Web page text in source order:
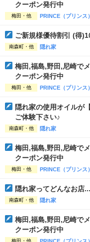
ペアルームあり
フットバスあり
専用駐車場あり
日本人スタッフのみ
スタッフ指名可
駅から徒歩5分以内
クーポン発行中
梅田・他 PRINCE（プリンス）
ご新規様優待割引 (得
南森町・他 隠れ家
梅田,福島,野田,尼崎で
クーポン発行中
梅田・他 PRINCE（プリンス）
隠れ家の使用オイルが
ご体験下さい♪
南森町・他 隠れ家
梅田,福島,野田,尼崎で
クーポン発行中
梅田・他 PRINCE（プリンス）
隠れ家ってどんなお店
南森町・他 隠れ家
梅田,福島,野田,尼崎で
クーポン発行中
梅田・他